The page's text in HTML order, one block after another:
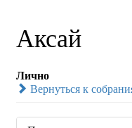
Аксай
Лично
Вернуться к